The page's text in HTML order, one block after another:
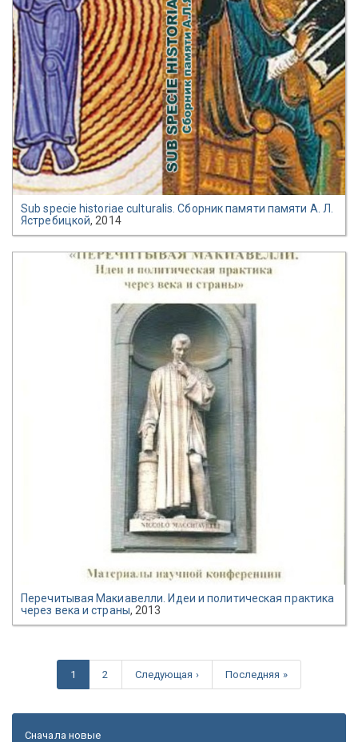
Sub specie historiae culturalis. Cборник памяти памяти А. Л.
Ястребицкой, 2014
Перечитывая Макиавелли. Идеи и политическая практика
через века и страны, 2013
1 2 Следующая › Последняя »
Сначала новые